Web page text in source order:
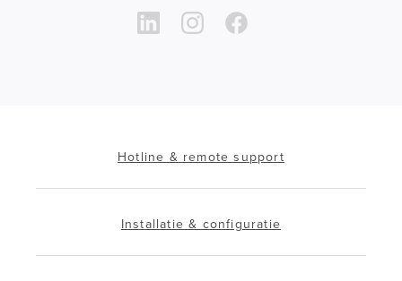
Hotline & remote support
Installatie & configuratie